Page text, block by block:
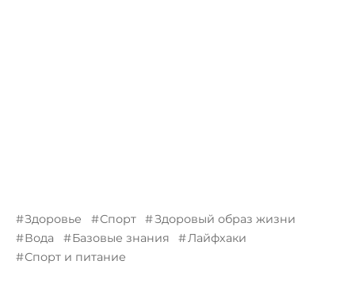
Здоровье Спорт
Здоровый образ жизни
Вода
Базовые знания
Лайфхаки
Спорт и питание